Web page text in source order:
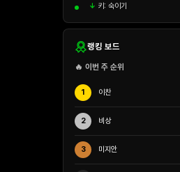
↓ 키: 숙이기
랭킹 보드
🔥 이번 주 순위
1 이찬
2 비상
3 미지안